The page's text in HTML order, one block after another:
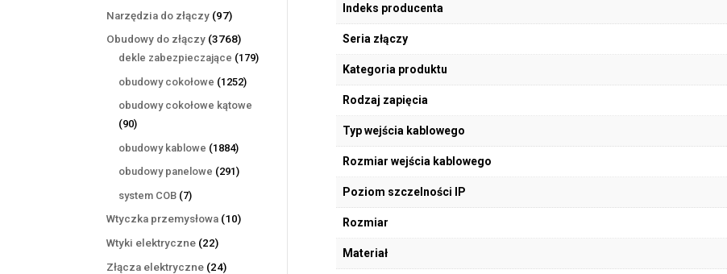
Narzędzia do złączy 9797
produktów
Obudowy do złączy 37683768
produktów
dekle zabezpieczające 179179
obudowy cokołowe 12521252
obudowy cokołowe kątowe
9090
produktów
obudowy kablowe 18841884
produkty
obudowy panelowe 291291
system COB 77
produktów
Wtyczka przemysłowa 1010
Wtyki elektryczne 2222
produkty
Złącza elektryczne 2424
Indeks producenta
Seria złączy
Kategoria produktu
Rodzaj zapięcia
Typ wejścia kablowego
Rozmiar wejścia kablowego
Poziom szczelności IP
Rozmiar
Materiał